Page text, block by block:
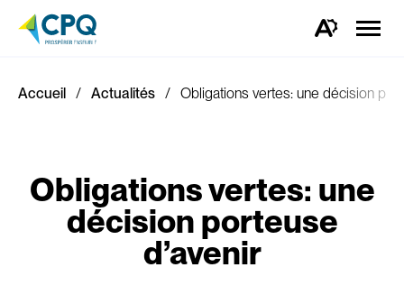
Ouvrez
d'accessibilité.
la
Accueil Actualités Obligations vertes: une décision
Obligations vertes: une
décision porteuse
d’avenir